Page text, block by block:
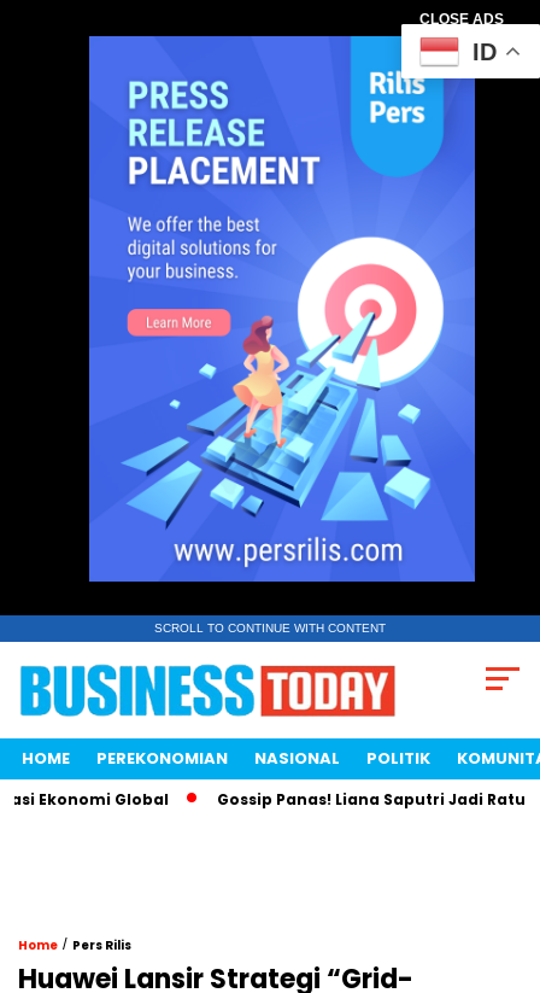
CLOSE ADS
SCROLL TO CONTINUE WITH CONTENT
HOME PEREKONOMIAN NASIONAL POLITIK
Global Gossip Panas! Liana Saputri Jadi Ratu Ayam
Home / Pers Rilis
Huawei Lansir Strategi “Grid-
ID